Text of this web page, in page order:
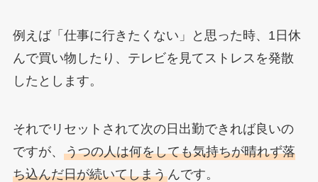
例えば「仕事に行きたくない」と思った時、1日休
んで買い物したり、テレビを見てストレスを発散
したとします。
それでリセットされて次の日出勤できれば良いの
ですが、 うつの人は何をしても気持ちが晴れず落
ち込んだ日が続いてしまうんです。